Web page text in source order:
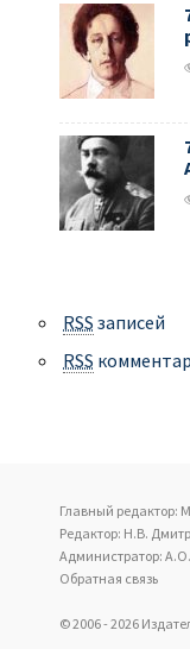
RSS записей
RSS
Главный редактор:
Редактор: Н.В.
Администратор:
Обратная связь
© 2006 - 2026